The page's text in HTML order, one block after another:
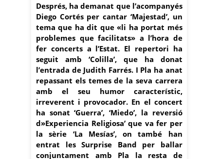
Després, ha demanat que l’acompanyés
Diego Cortés per cantar ‘Majestad’, un
tema que ha dit que «li ha portat més
problemes que facilitats» a l’hora de
fer concerts a l’Estat. El repertori ha
seguit amb ‘Colilla’, que ha donat
l’entrada de Judith Farrés. I Pla ha anat
repassant els temes de la seva carrera
amb el seu humor característic,
irreverent i provocador. En el concert
ha sonat ‘Guerra’, ‘Miedo’, la reversió
d»Experiencia Religiosa’ que va fer per
la sèrie ‘La Mesías’, on també han
entrat les Surprise Band per ballar
conjuntament amb Pla la resta de